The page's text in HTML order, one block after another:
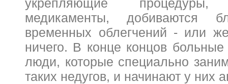
медикаменты, добиваются
временных облегчений - или
ничего. В конце концов больные
люди, которые специально
таких недугов, и начинают у них